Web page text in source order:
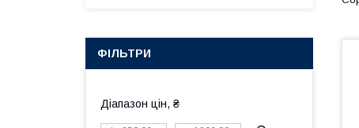
ФІЛЬТРИ
Діапазон цін, ₴